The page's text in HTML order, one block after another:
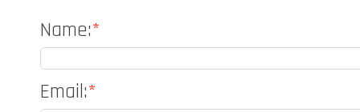
Name:*
Email:*